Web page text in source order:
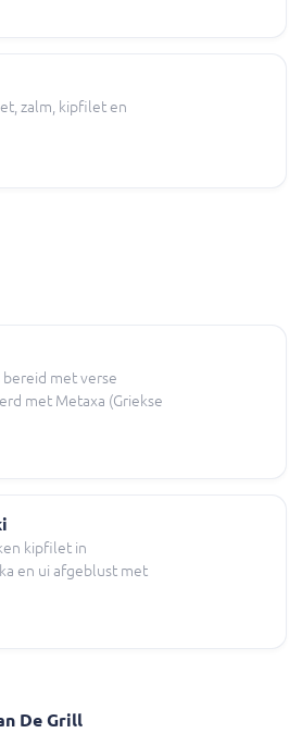
zalm, kipfilet en
bereid met verse
met Metaxa (Griekse
kipfilet in
en ui afgeblust met
De Grill